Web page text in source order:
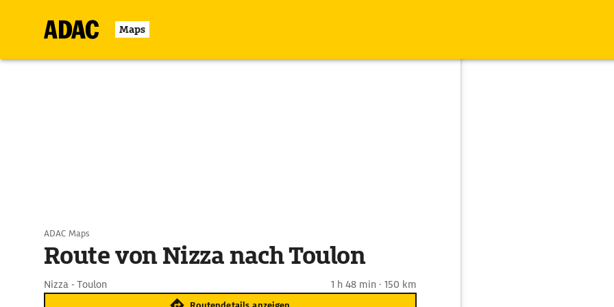
Maps
ADAC Maps
Route von Nizza nach Toulon
Nizza - Toulon 1 h 48 min · 150 km